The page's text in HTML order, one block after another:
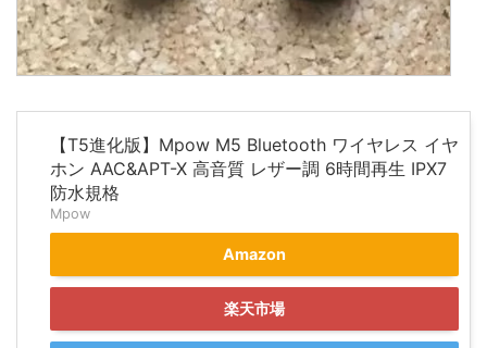
【T5進化版】Mpow M5 Bluetooth ワイヤレス イヤ
ホン AAC&APT-X 高音質 レザー調 6時間再生 IPX7
防水規格
Mpow
Amazon
楽天市場